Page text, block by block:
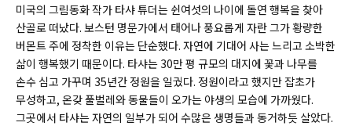
미국의 그림동화 작가 타샤 튜더는 쉰여섯의 나이에 돌연 행복을 찾아
산골로 떠났다. 보스턴 명문가에서 태어나 풍요롭게 자란 그가 황량한
버몬트 주에 정착한 이유는 단순했다. 자연에 기대어 사는 느리고 소박한
삶이 행복했기 때문이다. 타샤는 30만 평 규모의 대지에 꽃과 나무를
손수 심고 가꾸며 35년간 정원을 일궜다. 정원이라고 했지만 잡초가
무성하고, 온갖 풀벌레와 동물들이 오가는 야생의 모습에 가까웠다.
그곳에서 타샤는 자연의 일부가 되어 수많은 생명들과 동거하듯 살았다.